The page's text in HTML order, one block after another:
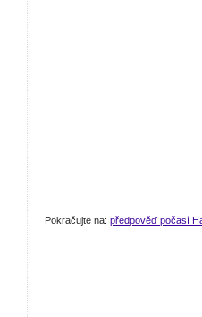
Pokračujte na: předpověď počasí